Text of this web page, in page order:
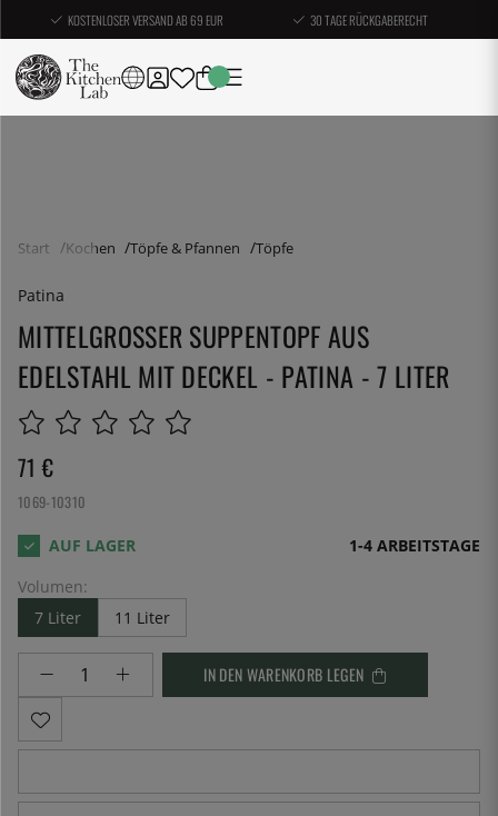
KOSTENLOSER VERSAND AB 69 EUR 30 TAGE RÜCKGABERECHT
Start Kochen Töpfe & Pfannen Töpfe
Patina
MITTELGROSSER SUPPENTOPF AUS E
DELSTAHL MIT DECKEL - PATINA - 7 LITER
71 €
1069-10310
1-4 ARBEITSTAGE
Volumen:
7 Liter
11 Liter
IN DEN WARENKORB LEGEN